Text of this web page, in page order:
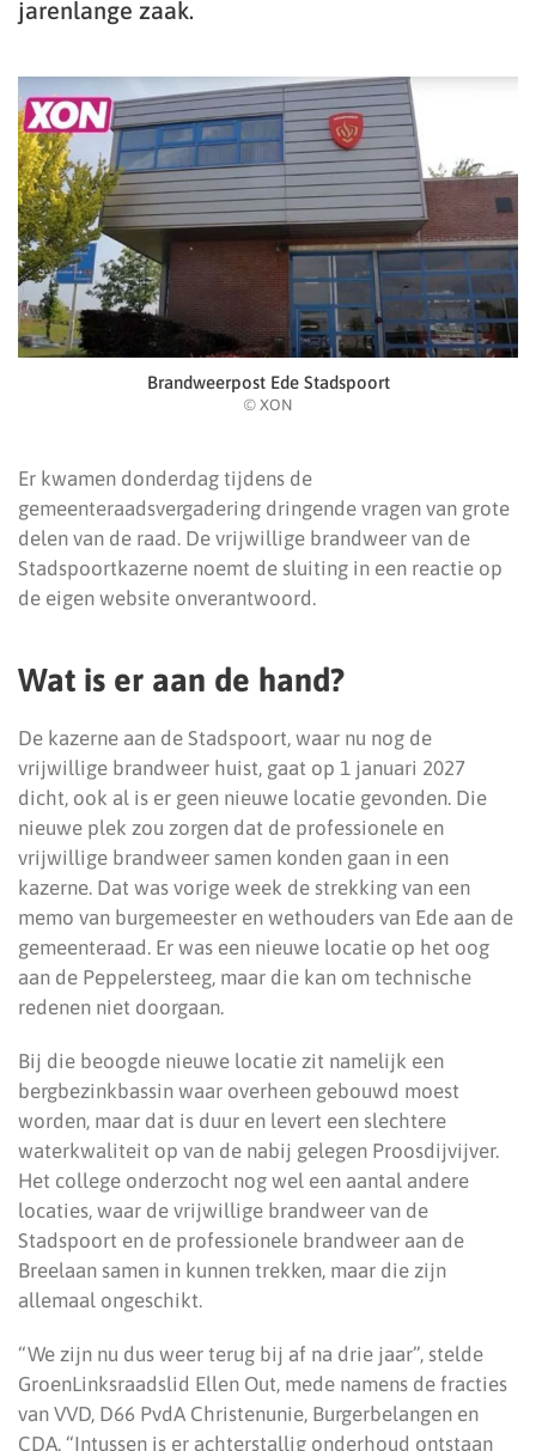
jarenlange zaak.
Brandweerpost Ede Stadspoort
© XON
Er kwamen donderdag tijdens de
gemeenteraadsvergadering dringende vragen van grote
delen van de raad. De vrijwillige brandweer van de
Stadspoortkazerne noemt de sluiting in een reactie op
de eigen website onverantwoord.
Wat is er aan de hand?
De kazerne aan de Stadspoort, waar nu nog de
vrijwillige brandweer huist, gaat op 1 januari 2027
dicht, ook al is er geen nieuwe locatie gevonden. Die
nieuwe plek zou zorgen dat de professionele en
vrijwillige brandweer samen konden gaan in een
kazerne. Dat was vorige week de strekking van een
memo van burgemeester en wethouders van Ede aan de
gemeenteraad. Er was een nieuwe locatie op het oog
aan de Peppelersteeg, maar die kan om technische
redenen niet doorgaan.
Bij die beoogde nieuwe locatie zit namelijk een
bergbezinkbassin waar overheen gebouwd moest
worden, maar dat is duur en levert een slechtere
waterkwaliteit op van de nabij gelegen Proosdijvijver.
Het college onderzocht nog wel een aantal andere
locaties, waar de vrijwillige brandweer van de
Stadspoort en de professionele brandweer aan de
Breelaan samen in kunnen trekken, maar die zijn
allemaal ongeschikt.
“We zijn nu dus weer terug bij af na drie jaar”, stelde
GroenLinksraadslid Ellen Out, mede namens de fracties
van VVD, D66 PvdA Christenunie, Burgerbelangen en
CDA. “Intussen is er achterstallig onderhoud ontstaan